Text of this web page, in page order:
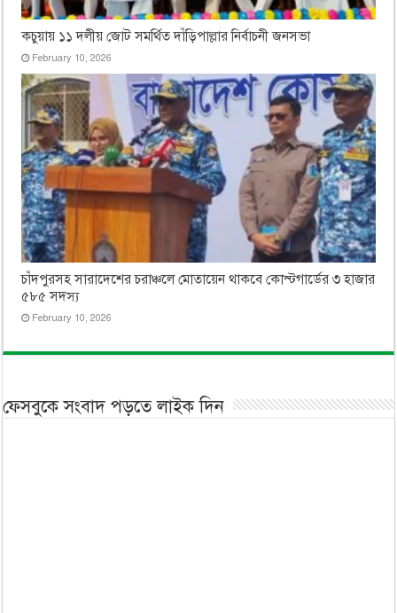
কচুয়ায় ১১ দলীয় জোট সমর্থিত দাঁড়িপাল্লার নির্বাচনী জনসভা
February 10, 2026
চাঁদপুরসহ সারাদেশের চরাঞ্চলে মোতায়েন থাকবে কোস্টগার্ডের ৩ হাজার
৫৮৫ সদস্য
February 10, 2026
ফেসবুকে সংবাদ পড়তে লাইক দিন